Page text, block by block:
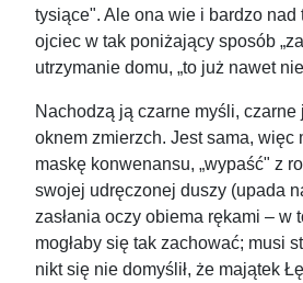
tysiące". Ale ona wie i bardzo nad
ojciec w tak poniżający sposób
utrzymanie domu, „to już nawet
Nachodzą ją czarne myśli,
oknem zmierzch. Jest sama, więc
maskę konwenansu, „wypaść" z
swojej udręczonej duszy (upada
zasłania oczy obiema rękami – w
mogłaby się tak zachować; musi
nikt się nie domyślił, że majątek